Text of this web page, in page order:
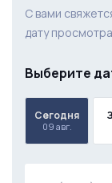
С вами
дату
Выберите
Сегодня
09 авг.